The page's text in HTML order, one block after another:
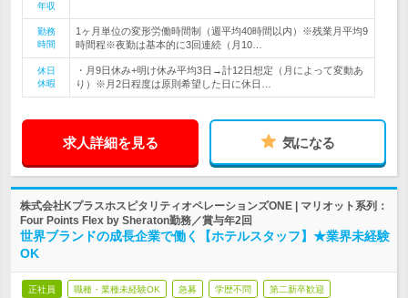
年収
勤務
時間
1ヶ月単位の変形労働時間制（週平均40時間以内）※残業月平均9
時間程※夜勤は基本的に3回連続（月10…
休日
休暇
・月9日休み+明け休み平均3日→計12日想定（月によって変動あ
り）※月2日程度は原則希望した日に休日…
求人詳細を見る 気になる
株式会社KプラスホスピタリティオペレーションズONE | マリオット系列：
Four Points Flex by Sheraton勤務／賞与年2回
世界ブランドの成長企業で働く【ホテルスタッフ】★業界未経験
OK
正社員 職種・業種未経験OK 急募 学歴不問 第二新卒歓迎